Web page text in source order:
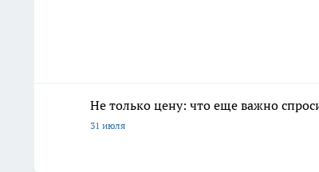
Не только цену: что еще важно
31 июля